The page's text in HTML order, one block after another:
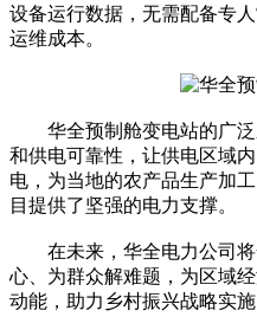
设备运行数据，无需配备专
运维成本。
华全预制舱变电站的广泛
和供电可靠性，让供电区域
电，为当地的农产品生产加
目提供了坚强的电力支撑。
在未来，华全电力公司将
心、为群众解难题，为区域
动能，助力乡村振兴战略实施